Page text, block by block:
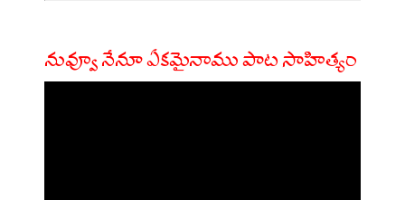
నువ్వూ నేనూ ఏకమైనాము పాట సాహిత్యం